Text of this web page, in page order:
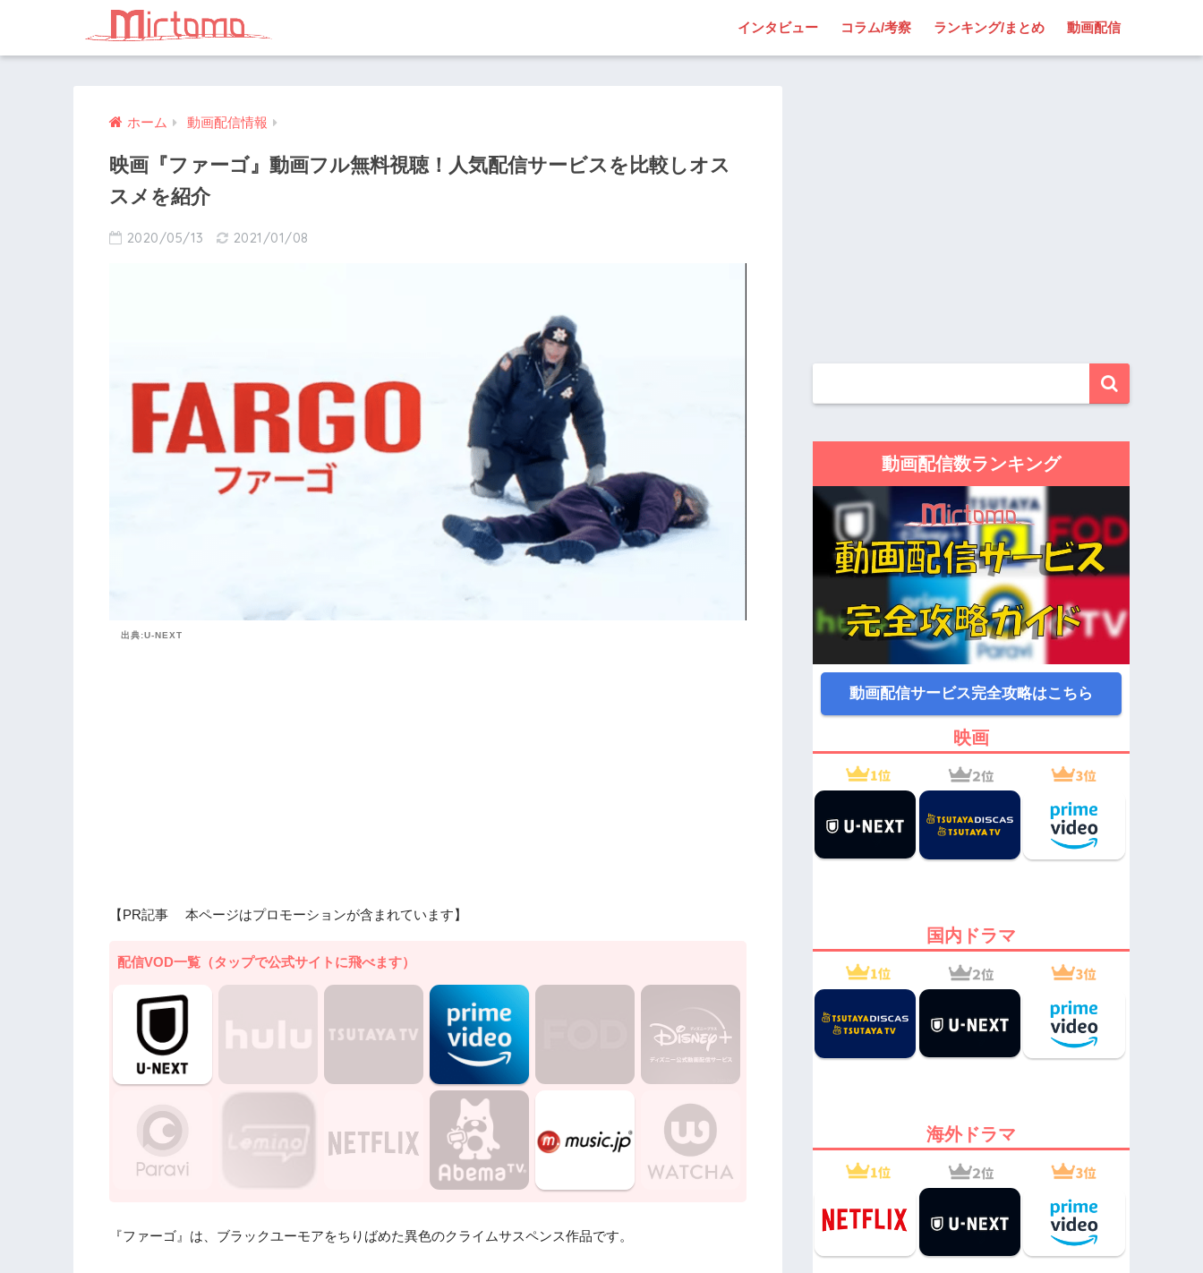
インタビュー コラム/考察 ランキング/まとめ 動画配信
ホーム 動画配信情報
映画『ファーゴ』動画フル無料視聴！人気配信サービスを比較しオス
スメを紹介
2020/05/13 2021/01/08
出典:U-NEXT
【PR記事 本ページはプロモーションが含まれています】
配信VOD一覧（タップで公式サイトに飛べます）
『ファーゴ』は、ブラックユーモアをちりばめた異色のクライムサスペンス作品です。
動画配信数ランキング
動画配信サービス完全攻略はこちら
映画
国内ドラマ
海外ドラマ